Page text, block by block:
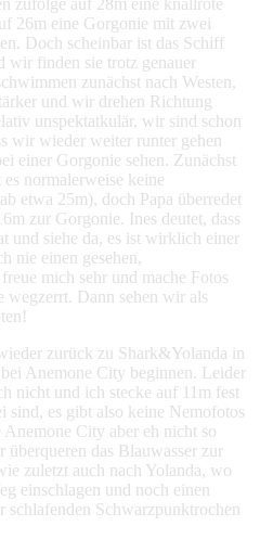
26m eine Gorgonie mit zwei
Doch scheinbar ist das Schiff
wir finden sie trotz genauer
zunächst nach Westen,
und wir drehen Richtung
unspektatkulär, wir sind schon
wir wieder weiter runter gehen
einer Gorgonie sehen. Zunächst
normalerweise keine
etwa 25m), doch Papa überredet
zur Gorgonie. Ines deutet, dass
und siehe da, es ist wirklich einer
nie einen gesehen,
mich sehr und mache Fotos
wegzerrt. Dann sehen wir als
zurück zu Shark&Yolanda in
Anemone City beginnen. Leider
nicht und ich stecke auf 11m fest
es gibt also keine Nemofotos
City aber eh nicht so
das Blauwasser zur
zuletzt auch nach Yolanda, wo
einschlagen und noch einen
schlafenden Schwarzpunktrochen